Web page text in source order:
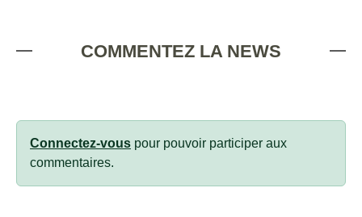
COMMENTEZ LA NEWS
Connectez-vous pour pouvoir participer aux
commentaires.